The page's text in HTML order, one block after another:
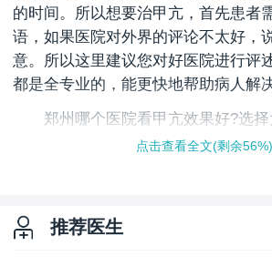
的时间。所以想要治甲亢，首先患者
语，如果医院对外界的评论不太好，
意。所以这里建议您对好医院进行评
都是全专业的，能更快地帮助病人解
郑州哪个医院看甲亢效果好?选
注意设备配置。甲亢是由医生来诊治
甲亢得到*的治疗。医生能力不强，在
错，危害身体的修复。同时医院设备
点击查看全文(剩余56%)
推荐医生